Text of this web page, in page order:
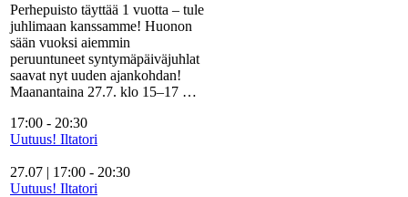
Perhepuisto täyttää 1 vuotta – tule
juhlimaan kanssamme! Huonon
sään vuoksi aiemmin
peruuntuneet syntymäpäiväjuhlat
saavat nyt uuden ajankohdan!
Maanantaina 27.7. klo 15–17 …
17:00 - 20:30
Uutuus! Iltatori
27.07 | 17:00 - 20:30
Uutuus! Iltatori